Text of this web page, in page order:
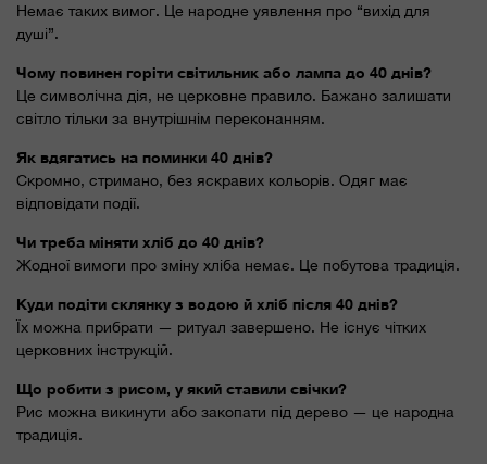
Немає таких вимог. Це народне уявлення про “вихід для
душі”.
Чому повинен горіти світильник або лампа до 40 днів?
Це символічна дія, не церковне правило. Бажано залишати
світло тільки за внутрішнім переконанням.
Як вдягатись на поминки 40 днів?
Скромно, стримано, без яскравих кольорів. Одяг має
відповідати події.
Чи треба міняти хліб до 40 днів?
Жодної вимоги про зміну хліба немає. Це побутова традиція.
Куди подіти склянку з водою й хліб після 40 днів?
Їх можна прибрати — ритуал завершено. Не існує чітких
церковних інструкцій.
Що робити з рисом, у який ставили свічки?
Рис можна викинути або закопати під дерево — це народна
традиція.